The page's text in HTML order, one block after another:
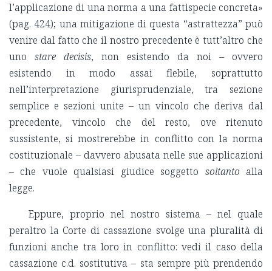
l’applicazione di una norma a una fattispecie concreta»
(pag. 424); una mitigazione di questa “astrattezza” può
venire dal fatto che il nostro precedente è tutt’altro che
uno stare decisis, non esistendo da noi – ovvero
esistendo in modo assai flebile, soprattutto
nell’interpretazione giurisprudenziale, tra sezione
semplice e sezioni unite – un vincolo che deriva dal
precedente, vincolo che del resto, ove ritenuto
sussistente, si mostrerebbe in conflitto con la norma
costituzionale – davvero abusata nelle sue applicazioni
– che vuole qualsiasi giudice soggetto soltanto alla
legge.
Eppure, proprio nel nostro sistema – nel quale
peraltro la Corte di cassazione svolge una pluralità di
funzioni anche tra loro in conflitto: vedi il caso della
cassazione c.d. sostitutiva – sta sempre più prendendo